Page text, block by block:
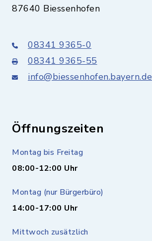
87640 Biessenhofen
08341 9365-0
08341 9365-55
info@biessenhofen.bayern.de
Öffnungszeiten
Montag bis Freitag
08:00-12:00 Uhr
Montag (nur Bürgerbüro)
14:00-17:00 Uhr
Mittwoch zusätzlich